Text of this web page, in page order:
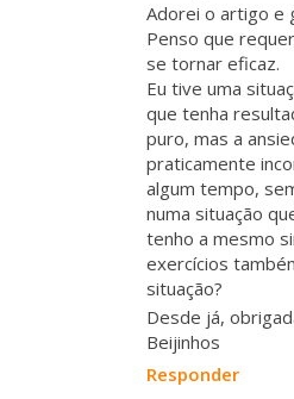
Adorei o artigo e
Penso que
se tornar eficaz.
Eu tive uma
que tenha
puro, mas a
praticamente
algum tempo,
numa situação
tenho a mesmo
exercícios
situação?
Desde já,
Beijinhos
Responder